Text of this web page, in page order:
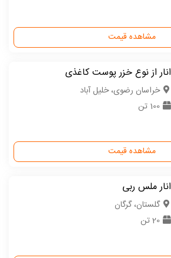
مشاهده قیمت
انار از نوع خزر پوست کاغذی
خراسان رضوی، خلیل آباد
100 تن
مشاهده قیمت
انار ملس ربی
گلستان، گرگان
20 تن